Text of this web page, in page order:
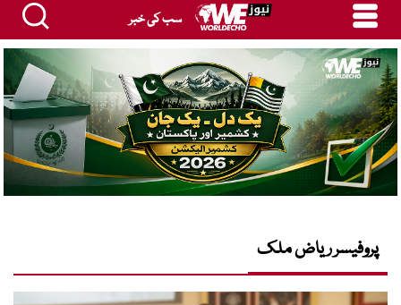
سب کی خبر
پروفیسر ریاض ملک